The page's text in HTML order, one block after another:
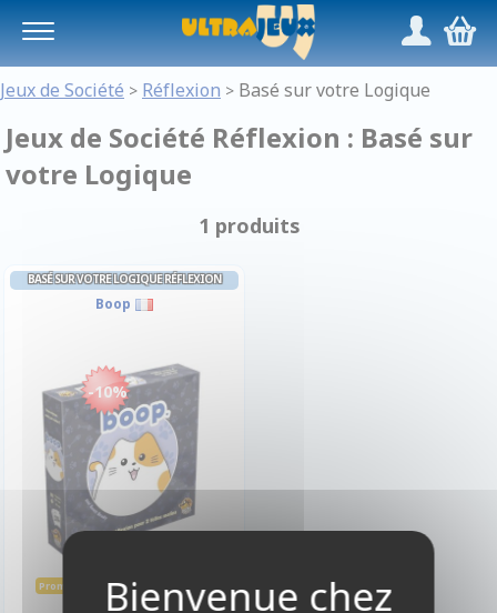
/,
Jeux de Société > Réflexion > Basé sur votre Logique
Jeux de Société Réflexion : Basé sur
votre Logique
1 produits
BASÉ SUR VOTRE LOGIQUE RÉFLEXION
Boop
-10%
Promo -10% 22,50 €
Disponible